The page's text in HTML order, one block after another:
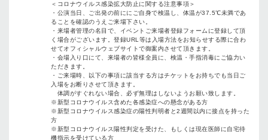
＜コロナウイルス感染拡大防止に関する注意事項＞
・公演当日、ご出発の前ににご自身で検温し、体温が37.5℃未満であ
ることを確認のうえご来場下さい。
・来場者管理の名目で、イベントご来場者登録フォームに登録して頂
く場合がございます。登録URL等は入場方法をお知らせする際に合わ
せてオフィシャルウェブサイトで御案内させて頂きます。
・会場入り口にて、来場者の皆様全員に、検温・手指消毒にご協力い
ただきます。
・ご来場時、以下の事項に該当する方はチケットをお持ちでも当日ご
入場をお断りさせて頂きます。
体調がすぐれない場合、必ず無理はしないようお願い致します。
※新型コロナウイルス含めた各感染症への懸念がある方
※新型コロナウイルス感染症の陽性判明者と2週間以内に接点を持った
方
※新型コロナウイルス陽性判定を受けた、もしくは現在医師に自宅待
機指示を受けている方